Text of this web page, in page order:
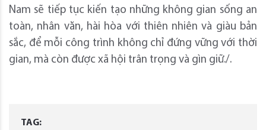
Nam sẽ tiếp tục kiến tạo những không gian sống an
toàn, nhân văn, hài hòa với thiên nhiên và giàu bản
sắc, để mỗi công trình không chỉ đứng vững với thời
gian, mà còn được xã hội trân trọng và gìn giữ./.
TAG: